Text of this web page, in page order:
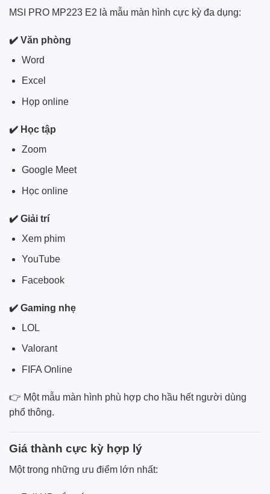
MSI PRO MP223 E2 là mẫu màn hình cực kỳ đa dụng:
✔️ Văn phòng
Word
Excel
Họp online
✔️ Học tập
Zoom
Google Meet
Học online
✔️ Giải trí
Xem phim
YouTube
Facebook
✔️ Gaming nhẹ
LOL
Valorant
FIFA Online
👉 Một mẫu màn hình phù hợp cho hầu hết người dùng
phổ thông.
Giá thành cực kỳ hợp lý
Một trong những ưu điểm lớn nhất: